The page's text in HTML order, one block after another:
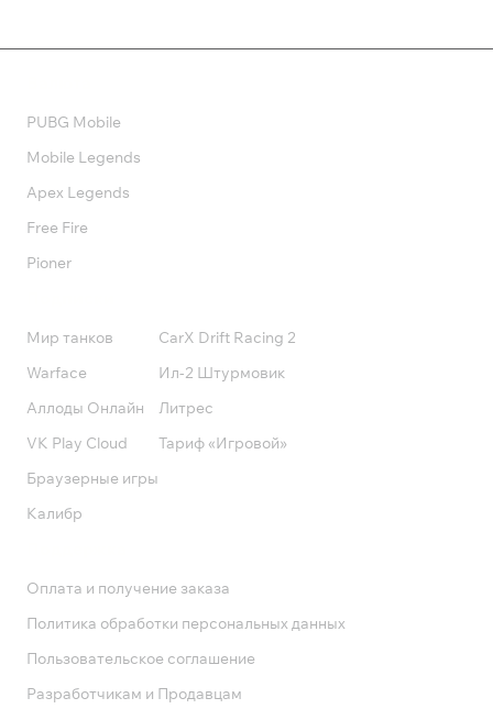
PUBG Mobile
Mobile Legends
Apex Legends
Free Fire
Pioner
Мир танков
Warface
Аллоды Онлайн
VK Play Cloud
Браузерные игры
Калибр
CarX Drift Racing 2
Ил-2 Штурмовик
Литрес
Тариф «Игровой»
Оплата и получение заказа
Политика обработки персональных данных
Пользовательское соглашение
Разработчикам и Продавцам